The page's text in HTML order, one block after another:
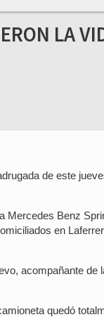
LA
de este
Benz
en
acompañante de
quedó